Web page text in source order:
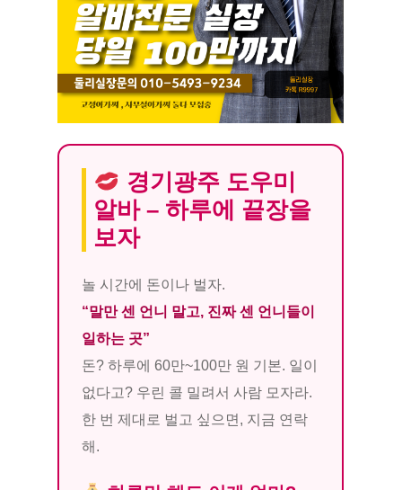
경기광주 도우미
알바 – 하루에 끝장을
보자
놀 시간에 돈이나 벌자.
“말만 센 언니 말고, 진짜 센 언니들이
일하는 곳”
돈? 하루에 60만~100만 원 기본. 일이
없다고? 우린 콜 밀려서 사람 모자라.
한 번 제대로 벌고 싶으면, 지금 연락
해.